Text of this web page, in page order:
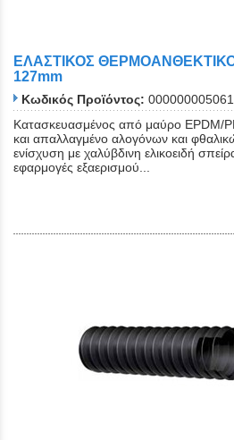
ΕΛΑΣΤΙΚΟΣ
127mm
Κωδικός Προϊόντος: 000000005061
Κατασκευασμένος από μαύρο EPDM/
και απαλλαγμένο αλογόνων και
ενίσχυση με χαλύβδινη ελικοειδή
εφαρμογές εξαερισμού...